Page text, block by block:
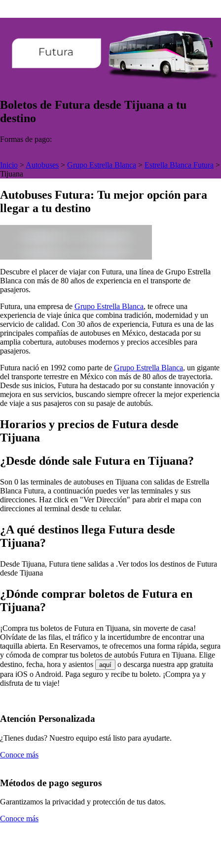
Boletos de Futura desde Tijuana a tu
destino
Formas de pago:
Inicio > Autobuses > Grupo Estrella Blanca > Estrella Blanca Futura >
Tijuana
Autobuses Futura: Tu mejor opción para
llegar a tu destino
Descubre el placer de viajar con Futura, una línea de Grupo Estrella
Blanca con más de 80 años de experiencia en el transporte de
pasajeros.
Futura, una empresa de Grupo Estrella Blanca, te ofrece una
experiencia de viaje única que combina tradición, modernidad y un
servicio de calidad. Con 30 años de experiencia, Futura es una de las
principales compañías de autobuses en México, destacada por su
amplia cobertura, autobuses modernos y precios accesibles para
pasajeros.
Futura nació en 1992 como parte de Grupo Estrella Blanca, un gigante
del transporte terrestre en México con más de 80 años de trayectoria.
Desde sus inicios, Futura ha destacado por su constante innovación y
mejora en sus servicios, buscando siempre ofrecer la mejor experiencia
de viaje a sus pasajeros con su pasaje de autobús.
Horarios y precios de Futura desde
Tijuana
¿Desde dónde sale Futura en Tijuana?
Son 0 las terminales de autobuses en Tijuana con salidas de Estrella
Blanca Futura, a continuación puedes ver las terminales y sus
direcciones. Haz click en "Ver Dirección" para abrir el mapa con
direcciones al terminal desde tu celular.
¿A qué destinos llega Futura desde
Tijuana?
Desde Tijuana, Futura tiene salidas a .Ver todos los destinos de Futura
desde Tijuana
¿Dónde comprar boletos de Futura en
Tijuana?
¡Compra tus boletos de Futura en Tijuana, sin moverte de casa!
Olvídate de las filas, el tráfico y la incertidumbre de encontrar una
taquilla abierta. En Reservamos, te ofrecemos una forma rápida, segura
y cómoda de comprar tus boletos de autobús Futura en Tijuana. Elige
destino, fecha, hora y asientos
aquí
o descarga nuestra app gratuita
para iOS o Android. Paga seguro y recibe tu boleto. ¡Compra ya y
disfruta de tu viaje!
Atención Personalizada
¿Tienes dudas? Nuestro equipo está listo para ayudarte.
Conoce más
Métodos de pago seguros
Garantizamos la privacidad y protección de tus datos.
Conoce más